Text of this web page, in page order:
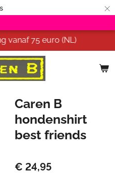
×
vanaf 75 euro (NL)
Caren B
hondenshirt
best friends
€ 24,95